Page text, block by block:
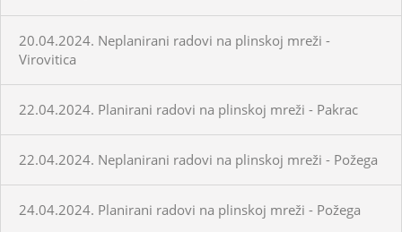
20.04.2024. Neplanirani radovi na plinskoj mreži -
Virovitica
22.04.2024. Planirani radovi na plinskoj mreži - Pakrac
22.04.2024. Neplanirani radovi na plinskoj mreži - Požega
24.04.2024. Planirani radovi na plinskoj mreži - Požega